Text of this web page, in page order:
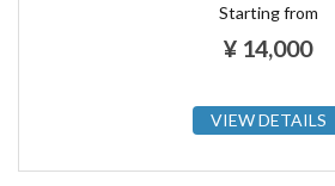
Starting from
¥ 14,000
VIEW DETAILS